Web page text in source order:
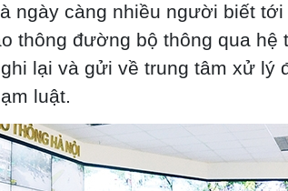
ngày càng nhiều người biết
thông đường bộ thông qua
lại và gửi về trung tâm xử lý
luật.